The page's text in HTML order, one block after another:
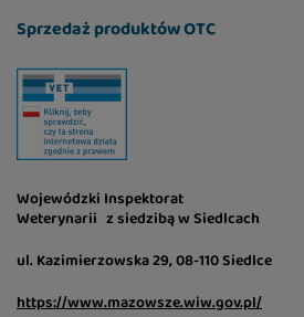
Sprzedaż produktów OTC
Wojewódzki Inspektorat
Weterynarii z siedzibą w Siedlcach
ul. Kazimierzowska 29, 08-110 Siedlce
https://www.mazowsze.wiw.gov.pl/